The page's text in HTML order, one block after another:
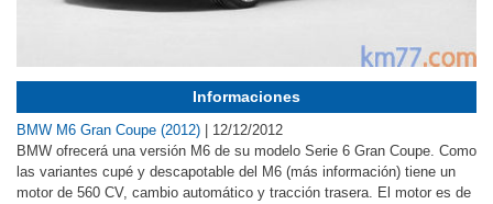
Informaciones
BMW M6 Gran Coupe (2012)
12/12/2012
BMW ofrecerá una versión M6 de su modelo Serie 6 Gran Coupe. Como
las variantes cupé y descapotable del M6 (más información) tiene un
motor de 560 CV, cambio automático y tracción trasera. El motor es de